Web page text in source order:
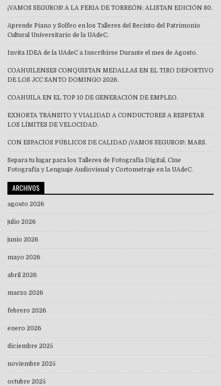
¡VAMOS SEGUROS! A LA FERIA DE TORREÓN; ALISTAN EDICIÓN 80.
Aprende Piano y Solfeo en los Talleres del Recinto del Patrimonio
Cultural Universitario de la UAdeC.
Invita IDEA de la UAdeC a Inscribirse Durante el mes de Agosto.
COAHUILENSES CONQUISTAN MEDALLAS EN EL TIRO DEPORTIVO
DE LOS JCC SANTO DOMINGO 2026.
COAHUILA EN EL TOP 10 DE GENERACIÓN DE EMPLEO.
EXHORTA TRÁNSITO Y VIALIDAD A CONDUCTORES A RESPETAR
LOS LÍMITES DE VELOCIDAD.
CON ESPACIOS PÚBLICOS DE CALIDAD ¡VAMOS SEGUROS!: MARS.
Separa tu lugar para los Talleres de Fotografía Digital, Cine
Fotografía y Lenguaje Audiovisual y Cortometraje en la UAdeC.
ARCHIVOS
agosto 2026
julio 2026
junio 2026
mayo 2026
abril 2026
marzo 2026
febrero 2026
enero 2026
diciembre 2025
noviembre 2025
octubre 2025